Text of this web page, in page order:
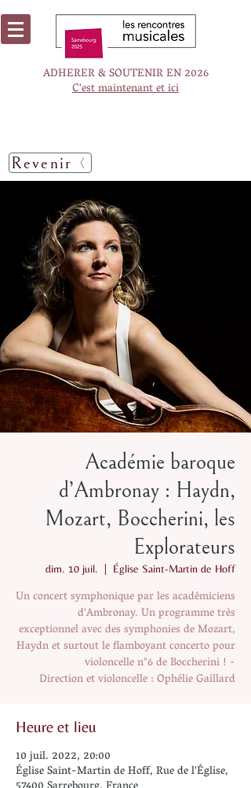
ADHERER & SOUTENIR EN 2026
C'est maintenant et ici
Revenir
Académie baroque
d’Ambronay : Haydn,
Mozart, Boccherini, les
Explorateurs
dim. 10 juil. Église Saint-Martin de Hoff
Un concert symphonique par les académiciens
d'Ambronay. Un programme très
exceptionnel avec des symphonies de Mozart,
Haydn et surtout le flamboyant concerto pour
violoncelle n°6 de Boccherini ! -
Direction et violoncelle : Ophélie Gaillard
Heure et lieu
10 juil. 2022, 20:00
Église Saint-Martin de Hoff, Rue de l'Église,